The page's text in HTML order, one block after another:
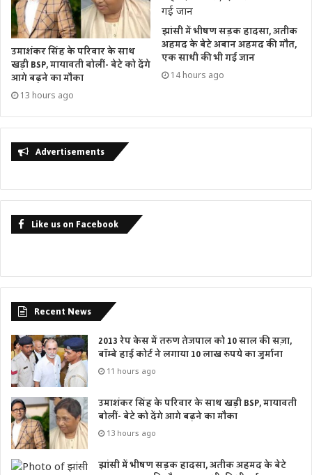
उमाशंकर सिंह के परिवार के साथ
खड़ी BSP, मायावती बोलीं- बेटे को देंगे
आगे बढ़ने का मौका
13 hours ago
झांसी में भीषण सड़क हादसा, अतीक
अहमद के बेटे अबान अहमद की मौत,
एक साथी की भी गई जान
14 hours ago
Advertisements
Like us on Facebook
Recent News
2013 रेप केस में तरुण तेजपाल को 10 साल की सज़ा,
बॉम्बे हाई कोर्ट ने लगाया 10 लाख रुपये का जुर्माना
11 hours ago
उमाशंकर सिंह के परिवार के साथ खड़ी BSP, मायावती
बोलीं- बेटे को देंगे आगे बढ़ने का मौका
13 hours ago
झांसी में भीषण सड़क हादसा, अतीक अहमद के बेटे